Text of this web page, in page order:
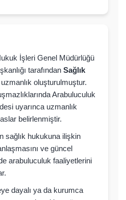
İşleri Genel Müdürlüğü
tarafından Sağlık
oluşturulmuştur.
Arabuluculuk
uyarınca uzmanlık
belirlenmiştir.
sağlık hukukuna ilişkin
ve güncel
arabuluculuk faaliyetlerini
dayalı ya da kurumca